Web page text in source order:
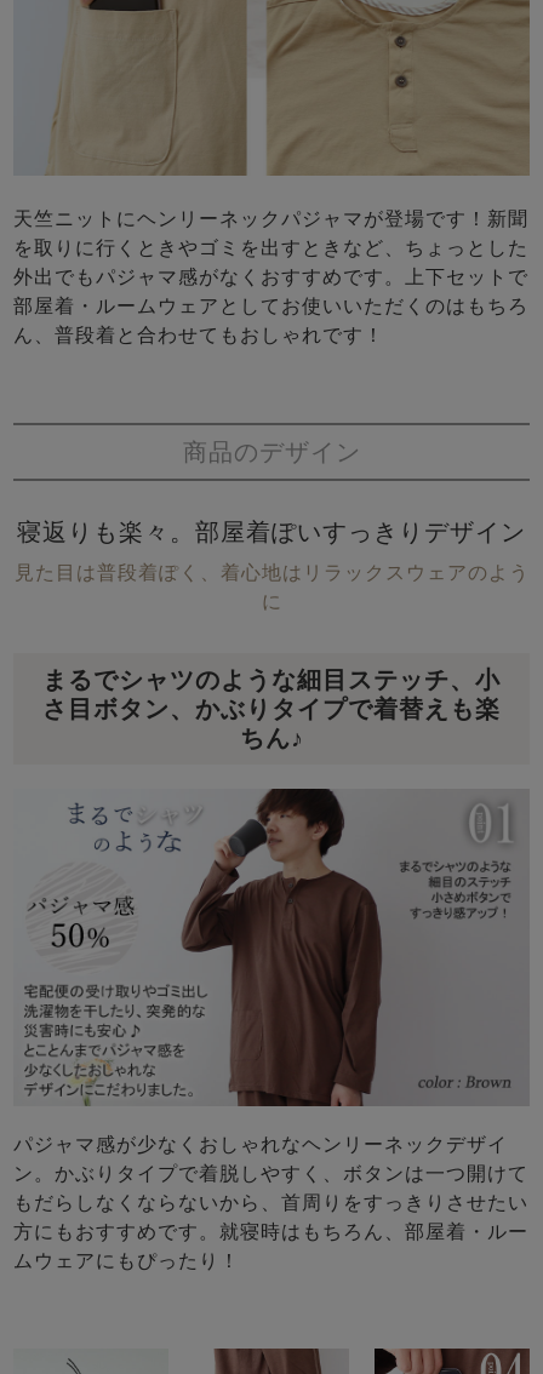
天竺ニットにヘンリーネックパジャマが登場です！新聞
を取りに行くときやゴミを出すときなど、ちょっとした
外出でもパジャマ感がなくおすすめです。上下セットで
部屋着・ルームウェアとしてお使いいただくのはもちろ
ん、普段着と合わせてもおしゃれです！
商品のデザイン
寝返りも楽々。部屋着ぽいすっきりデザイン
見た目は普段着ぽく、着心地はリラックスウェアのよう
に
まるでシャツのような細目ステッチ、小
さ目ボタン、かぶりタイプで着替えも楽
ちん♪
パジャマ感が少なくおしゃれなヘンリーネックデザイ
ン。かぶりタイプで着脱しやすく、ボタンは一つ開けて
もだらしなくならないから、首周りをすっきりさせたい
方にもおすすめです。就寝時はもちろん、部屋着・ルー
ムウェアにもぴったり！